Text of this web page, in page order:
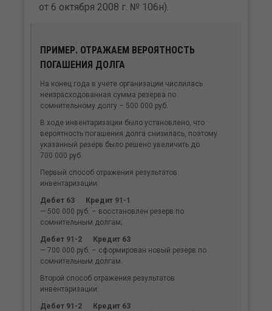
от 6 октября 2008 г. № 106н).
ПРИМЕР. ОТРАЖАЕМ ВЕРОЯТНОСТЬ
ПОГАШЕНИЯ ДОЛГА
На конец года в учете организации числилась
неизрасходованная сумма резерва по
сомнительному долгу – 500 000 руб.
В ходе инвентаризации было установлено, что
вероятность погашения долга снизилась, поэтому
указанный резерв было решено увеличить до
700 000 руб.
Первый способ отражения результатов
инвентаризации:
Дебет 63 Кредит 91-1
— 500 000 руб. – восстановлен резерв по
сомнительным долгам;
Дебет 91-2 Кредит 63
— 700 000 руб. – сформирован новый резерв по
сомнительным долгам.
Второй способ отражения результатов
инвентаризации:
Дебет 91-2 Кредит 63